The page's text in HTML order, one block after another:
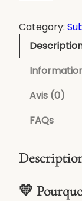
a
n
o
b
l
Category:
Avis (0)
FAQs
💛